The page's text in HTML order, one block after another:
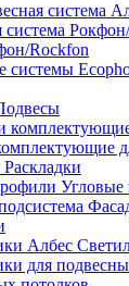
система
Rockfon
Раскладки
Угловые